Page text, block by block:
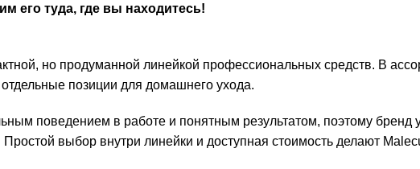
его туда, где вы находитесь!
но продуманной линейкой профессиональных средств. В
позиции для домашнего ухода.
поведением в работе и понятным результатом, поэтому бренд
выбор внутри линейки и доступная стоимость делают